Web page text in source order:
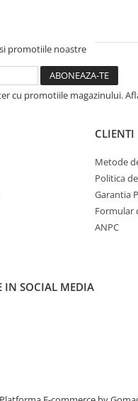
promotiile noastre
cu promotiile magazinului.
CLIENTI
Metode
Politica
Garantia
Formular
ANPC
IN SOCIAL MEDIA